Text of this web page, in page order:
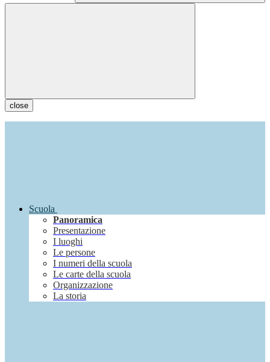
close
Scuola
Panoramica
Presentazione
I luoghi
Le persone
I numeri della scuola
Le carte della scuola
Organizzazione
La storia